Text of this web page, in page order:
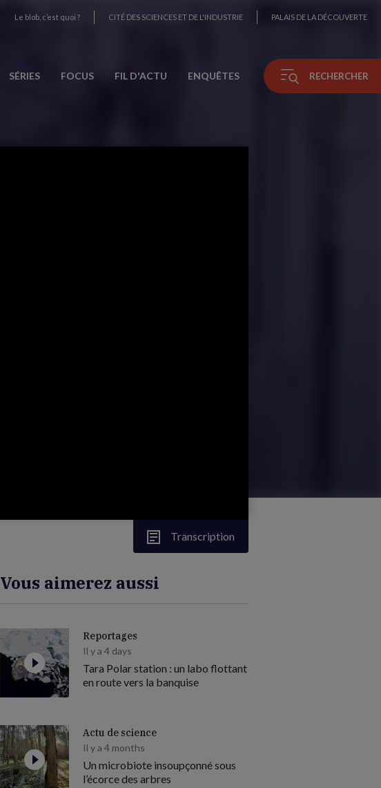
Le blob, c’est quoi ? CITÉ DES SCIENCES ET DE L'INDUSTRIE PALAIS DE LA DÉCOUVERTE
SÉRIES FOCUS FIL D'ACTU ENQUÊTES RECHERCHER
Transcription
Vous aimerez aussi
Reportages
Il y a 4 days
Tara Polar station : un labo flottant
en route vers la banquise
Actu de science
Il y a 4 months
Un microbiote insoupçonné sous
l’écorce des arbres